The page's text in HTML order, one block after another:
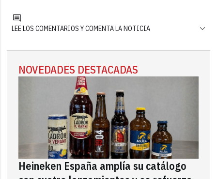
LEE LOS COMENTARIOS Y COMENTA LA NOTICIA
NOVEDADES DESTACADAS
Heineken España amplía su catálogo